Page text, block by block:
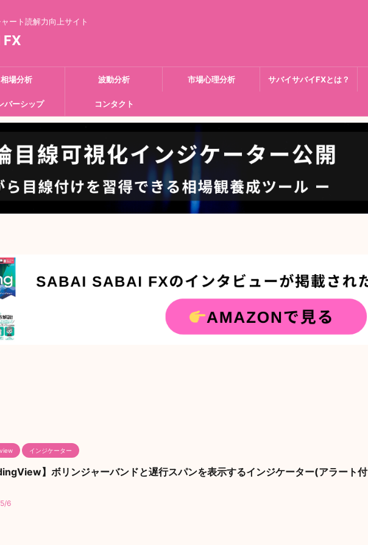
ート読解力向上サイト
FX
相場分析 波動分析 市場心理分析 サバイサバイFXとは？
バーシップ コンタクト
インジケーター
】ボリンジャーバンドと遅行スパンを表示するインジケーター(アラート付
6